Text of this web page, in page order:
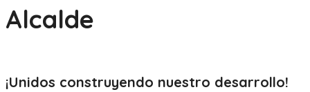
Alcalde
¡Unidos construyendo nuestro desarrollo!